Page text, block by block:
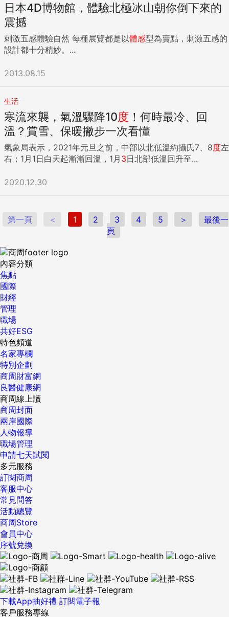
日本4D博物館，體驗北極冰山朝你倒下來的
震撼
刺激五感體驗自然 每種展覽都是以體感型為賣點，刺激五感的
設計都十分精妙。...
2013.08.15
生活
寒流來襲，氣溫驟降10度 ！何時最冷、回
溫？賞雪、保暖撇步一次看懂
氣象局表示，2021年元旦之前，中部以北低溫約攝氏7、8度左
右；1月1日白天起漸漸回溫，1月 3日北部低溫回升至...
2020.12.30
第一頁 ＜ 1 2 3 4 5 ＞
最後一
頁
內容分類
焦點
國際
財經
管理
職場
共好ESG
特色頻道
名家專欄
特別企劃
商周財富網
良醫健康網
商周線上讀
商周封面
兩岸國際
人物報導
職場管理
申請七天試閱
多元服務
訂閱商周
客服中心
常見問答
活動總覽
商周Store
會員中心
序號兌換
下載App抽好禮 訂閱電子報
客戶服務專線